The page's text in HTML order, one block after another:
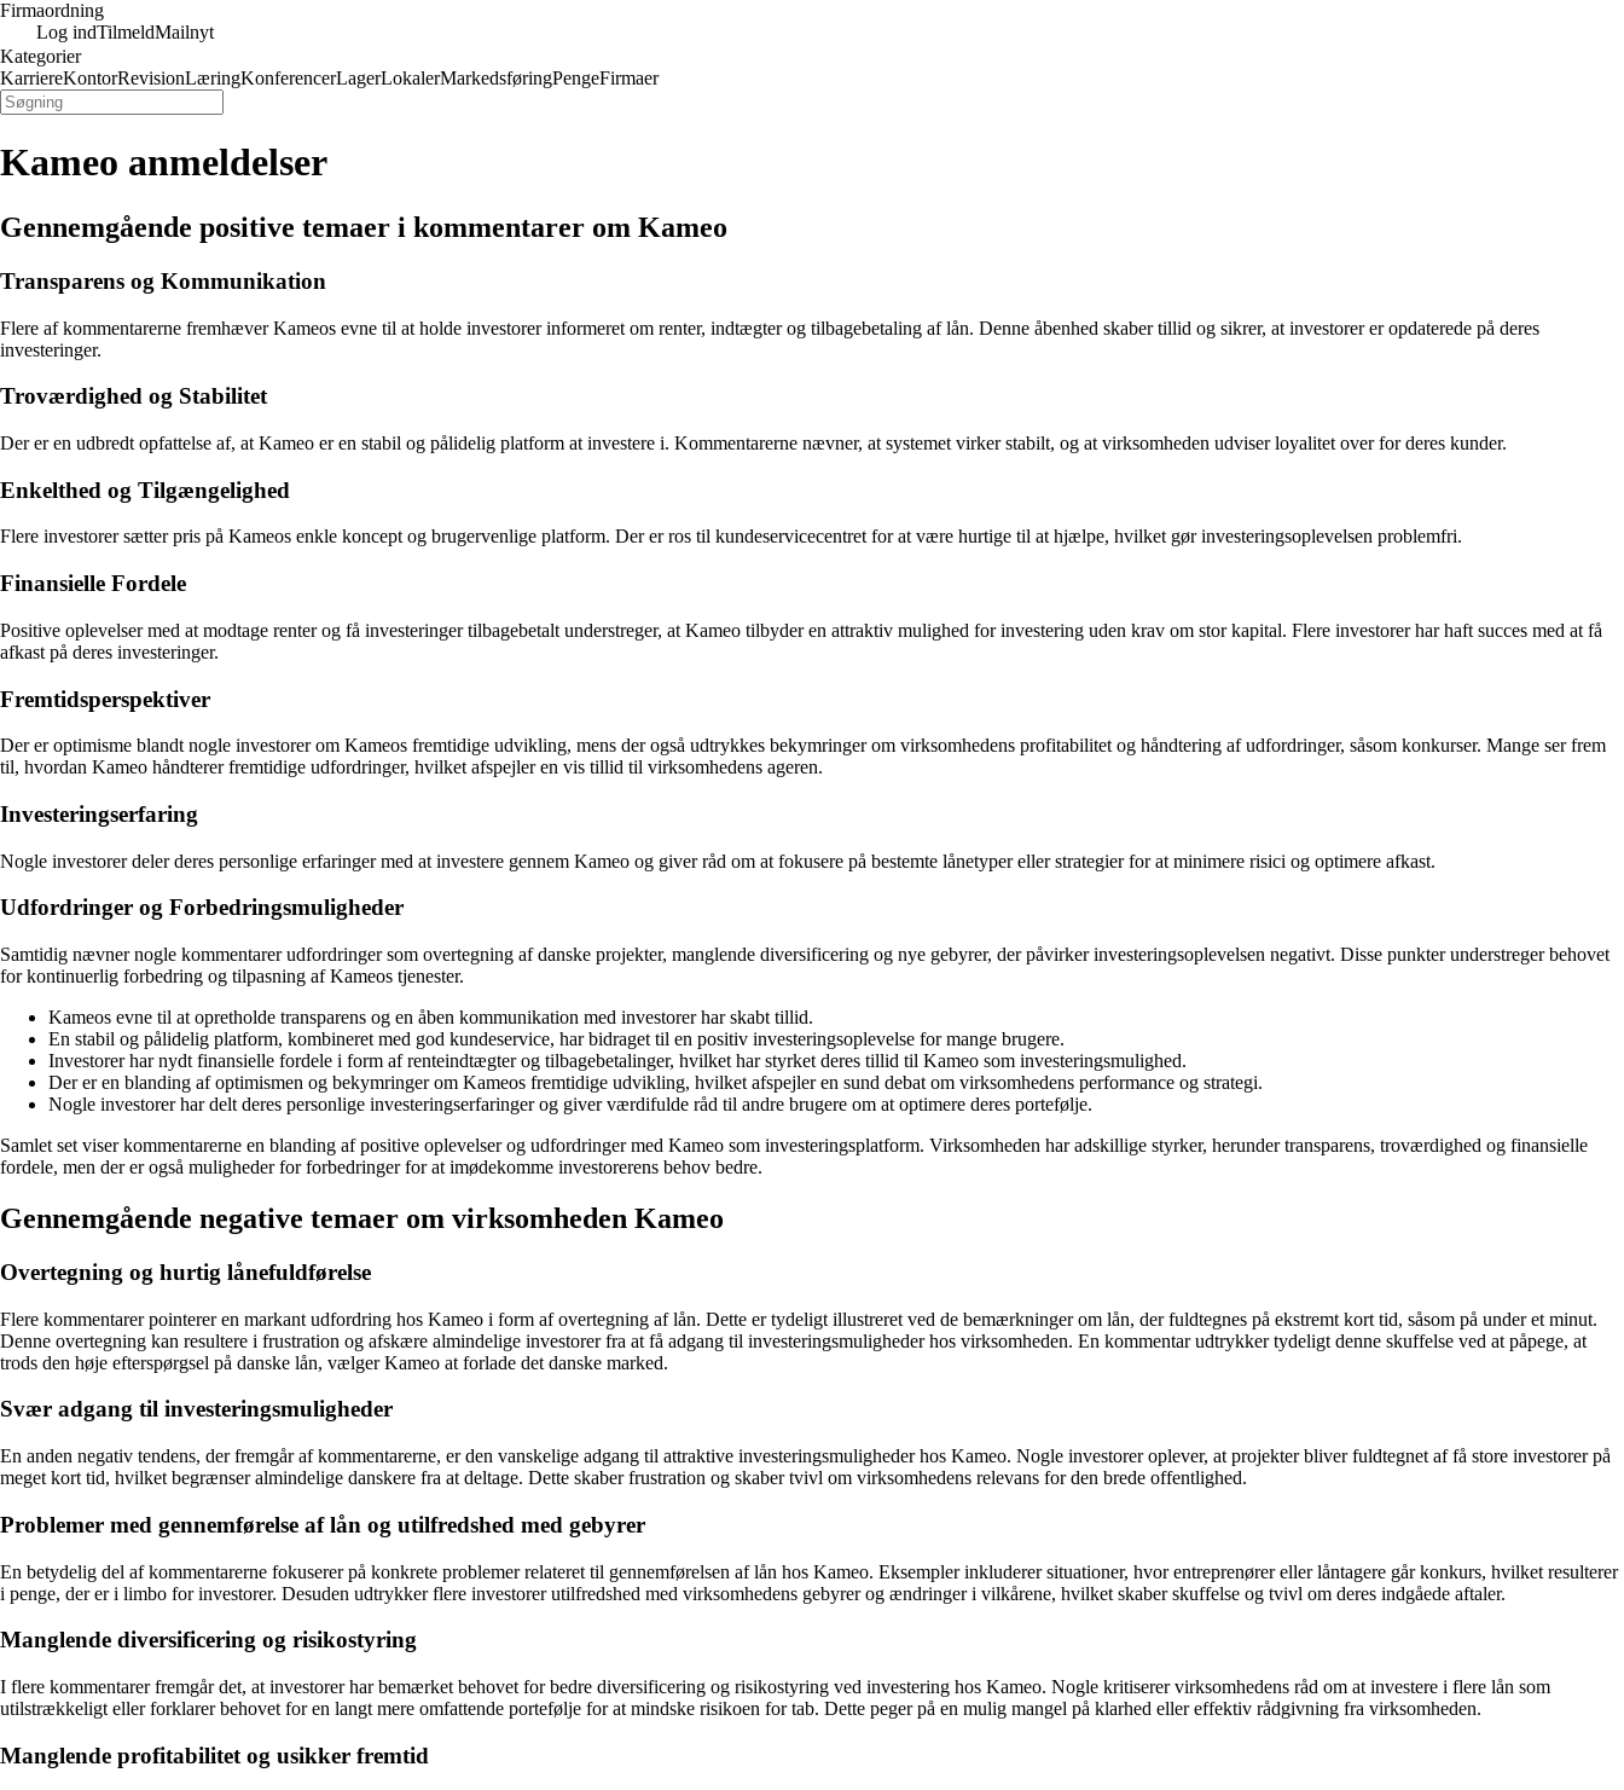
Firmaordning
Log indTilmeldMailnyt
Kategorier
KarriereKontorRevisionLæringKonferencerLagerLokalerMarkedsføringPengeFirmaer
Kameo anmeldelser
Gennemgående positive temaer i kommentarer om Kameo
Transparens og Kommunikation
Flere af kommentarerne fremhæver Kameos evne til at holde investorer informeret om renter, indtægter og tilbagebetaling af lån. Denne åbenhed skaber tillid og sikrer, at investorer er opdaterede på deres
investeringer.
Troværdighed og Stabilitet
Der er en udbredt opfattelse af, at Kameo er en stabil og pålidelig platform at investere i. Kommentarerne nævner, at systemet virker stabilt, og at virksomheden udviser loyalitet over for deres kunder.
Enkelthed og Tilgængelighed
Flere investorer sætter pris på Kameos enkle koncept og brugervenlige platform. Der er ros til kundeservicecentret for at være hurtige til at hjælpe, hvilket gør investeringsoplevelsen problemfri.
Finansielle Fordele
Positive oplevelser med at modtage renter og få investeringer tilbagebetalt understreger, at Kameo tilbyder en attraktiv mulighed for investering uden krav om stor kapital. Flere investorer har haft succes med at få
afkast på deres investeringer.
Fremtidsperspektiver
Der er optimisme blandt nogle investorer om Kameos fremtidige udvikling, mens der også udtrykkes bekymringer om virksomhedens profitabilitet og håndtering af udfordringer, såsom konkurser. Mange ser frem
til, hvordan Kameo håndterer fremtidige udfordringer, hvilket afspejler en vis tillid til virksomhedens ageren.
Investeringserfaring
Nogle investorer deler deres personlige erfaringer med at investere gennem Kameo og giver råd om at fokusere på bestemte lånetyper eller strategier for at minimere risici og optimere afkast.
Udfordringer og Forbedringsmuligheder
Samtidig nævner nogle kommentarer udfordringer som overtegning af danske projekter, manglende diversificering og nye gebyrer, der påvirker investeringsoplevelsen negativt. Disse punkter understreger behovet
for kontinuerlig forbedring og tilpasning af Kameos tjenester.
Kameos evne til at opretholde transparens og en åben kommunikation med investorer har skabt tillid.
En stabil og pålidelig platform, kombineret med god kundeservice, har bidraget til en positiv investeringsoplevelse for mange brugere.
Investorer har nydt finansielle fordele i form af renteindtægter og tilbagebetalinger, hvilket har styrket deres tillid til Kameo som investeringsmulighed.
Der er en blanding af optimismen og bekymringer om Kameos fremtidige udvikling, hvilket afspejler en sund debat om virksomhedens performance og strategi.
Nogle investorer har delt deres personlige investeringserfaringer og giver værdifulde råd til andre brugere om at optimere deres portefølje.
Samlet set viser kommentarerne en blanding af positive oplevelser og udfordringer med Kameo som investeringsplatform. Virksomheden har adskillige styrker, herunder transparens, troværdighed og finansielle
fordele, men der er også muligheder for forbedringer for at imødekomme investorerens behov bedre.
Gennemgående negative temaer om virksomheden Kameo
Overtegning og hurtig lånefuldførelse
Flere kommentarer pointerer en markant udfordring hos Kameo i form af overtegning af lån. Dette er tydeligt illustreret ved de bemærkninger om lån, der fuldtegnes på ekstremt kort tid, såsom på under et minut.
Denne overtegning kan resultere i frustration og afskære almindelige investorer fra at få adgang til investeringsmuligheder hos virksomheden. En kommentar udtrykker tydeligt denne skuffelse ved at påpege, at
trods den høje efterspørgsel på danske lån, vælger Kameo at forlade det danske marked.
Svær adgang til investeringsmuligheder
En anden negativ tendens, der fremgår af kommentarerne, er den vanskelige adgang til attraktive investeringsmuligheder hos Kameo. Nogle investorer oplever, at projekter bliver fuldtegnet af få store investorer på
meget kort tid, hvilket begrænser almindelige danskere fra at deltage. Dette skaber frustration og skaber tvivl om virksomhedens relevans for den brede offentlighed.
Problemer med gennemførelse af lån og utilfredshed med gebyrer
En betydelig del af kommentarerne fokuserer på konkrete problemer relateret til gennemførelsen af lån hos Kameo. Eksempler inkluderer situationer, hvor entreprenører eller låntagere går konkurs, hvilket resulterer
i penge, der er i limbo for investorer. Desuden udtrykker flere investorer utilfredshed med virksomhedens gebyrer og ændringer i vilkårene, hvilket skaber skuffelse og tvivl om deres indgåede aftaler.
Manglende diversificering og risikostyring
I flere kommentarer fremgår det, at investorer har bemærket behovet for bedre diversificering og risikostyring ved investering hos Kameo. Nogle kritiserer virksomhedens råd om at investere i flere lån som
utilstrækkeligt eller forklarer behovet for en langt mere omfattende portefølje for at mindske risikoen for tab. Dette peger på en mulig mangel på klarhed eller effektiv rådgivning fra virksomheden.
Manglende profitabilitet og usikker fremtid